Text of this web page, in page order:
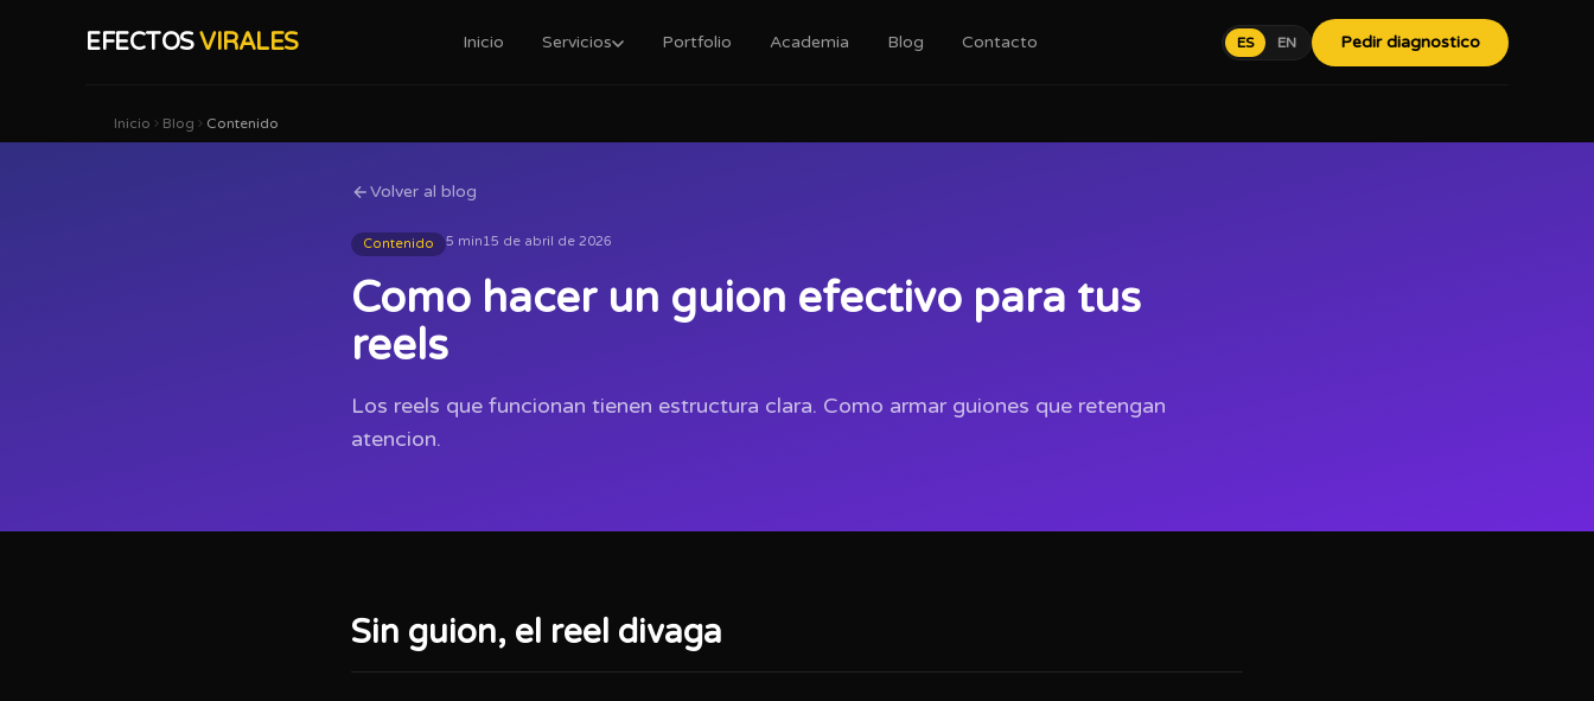
EFECTOSVIRALES Inicio Servicios Portfolio Academia Blog Contacto ES EN Pedir diagnostico
Inicio Blog Contenido
Volver al blog
Contenido 5 min15 de abril de 2026
Como hacer un guion efectivo para tus
reels
Los reels que funcionan tienen estructura clara. Como armar guiones que retengan
atencion.
Sin guion, el reel divaga